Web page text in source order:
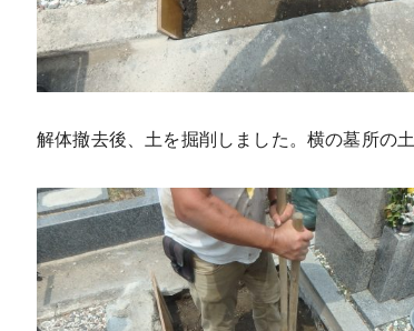
解体撤去後、土を掘削しました。横の墓所の